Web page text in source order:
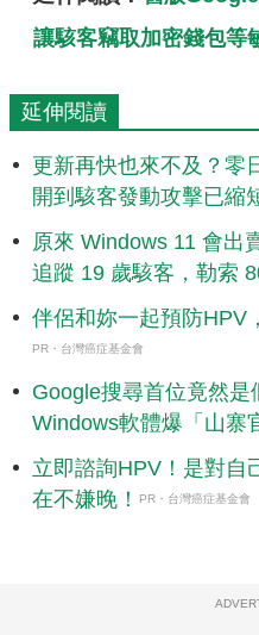
讓駭客竊取加密錢包等
延伸閱讀
更新再快也來不及？零
開到駭客發動攻擊已縮
原來 Windows 11 會出
追蹤 19 歲駭客，勒索
伴侶和妳一起預防HPV
PR・台灣癌症基金會
Google搜尋首位竟然是
Windows軟體爆「山寨
立即諮詢HPV！是對自
在不嫌晚！
PR・台灣癌症基金會